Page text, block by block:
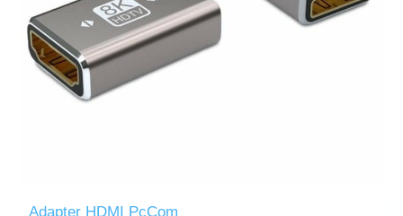
Adapter HDMI PcCom